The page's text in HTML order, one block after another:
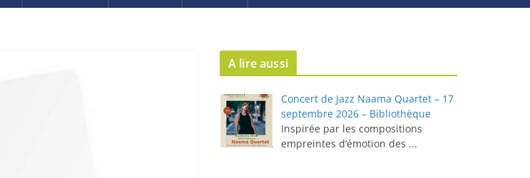
A lire aussi
Concert de Jazz Naama Quartet – 17
septembre 2026 – Bibliothèque
Inspirée par les compositions
empreintes d’émotion des ...